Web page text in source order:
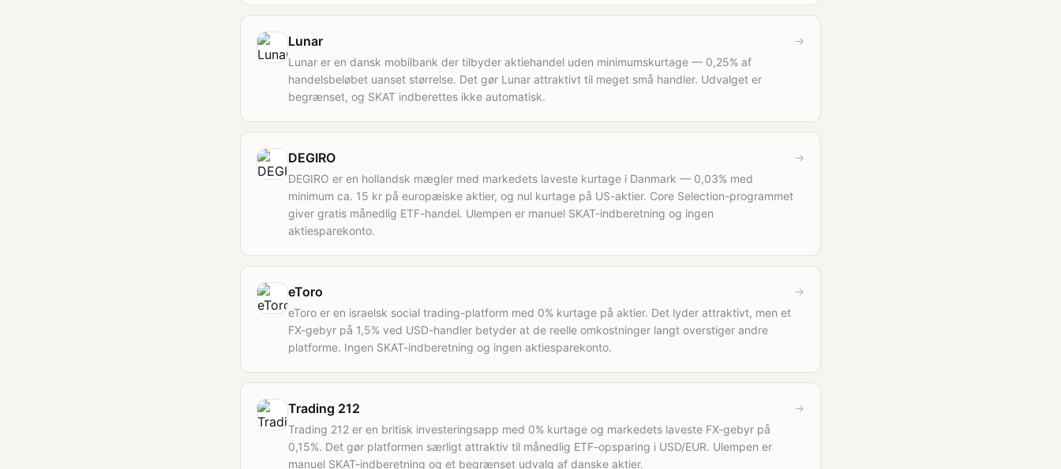
Lunar
Lunar er en dansk mobilbank der tilbyder aktiehandel uden minimumskurtage — 0,25% af
handelsbeløbet uanset størrelse. Det gør Lunar attraktivt til meget små handler. Udvalget er
begrænset, og SKAT indberettes ikke automatisk.
→
DEGIRO
DEGIRO er en hollandsk mægler med markedets laveste kurtage i Danmark — 0,03% med
minimum ca. 15 kr på europæiske aktier, og nul kurtage på US-aktier. Core Selection-programmet
giver gratis månedlig ETF-handel. Ulempen er manuel SKAT-indberetning og ingen
aktiesparekonto.
→
eToro
eToro er en israelsk social trading-platform med 0% kurtage på aktier. Det lyder attraktivt, men et
FX-gebyr på 1,5% ved USD-handler betyder at de reelle omkostninger langt overstiger andre
platforme. Ingen SKAT-indberetning og ingen aktiesparekonto.
→
Trading 212
Trading 212 er en britisk investeringsapp med 0% kurtage og markedets laveste FX-gebyr på
0,15%. Det gør platformen særligt attraktiv til månedlig ETF-opsparing i USD/EUR. Ulempen er
manuel SKAT-indberetning og et begrænset udvalg af danske aktier.
→